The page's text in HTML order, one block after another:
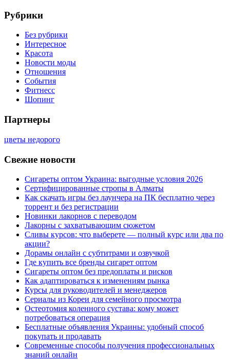
Рубрики
Без рубрики
Интересное
Красота
Новости моды
Отношения
События
Фитнесс
Шопинг
Партнеры
цветы недорого
Свежие новости
Сигареты оптом Украина: выгодные условия 2026
Сертифицированные стропы в Алматы
Как скачать игры без лаунчера на ПК бесплатно через
торрент и без регистрации
Новинки лакорнов с переводом
Лакорны с захватывающим сюжетом
Сливы курсов: что выберете — полный курс или два по
акции?
Дорамы онлайн с субтитрами и озвучкой
Где купить все бренды сигарет оптом
Сигареты оптом без предоплаты и рисков
Как адаптироваться к изменениям рынка
Курсы для руководителей и менеджеров
Сериалы из Кореи для семейного просмотра
Остеотомия коленного сустава: кому может
потребоваться операция
Бесплатные объявления Украины: удобный способ
покупать и продавать
Современные способы получения профессиональных
знаний онлайн